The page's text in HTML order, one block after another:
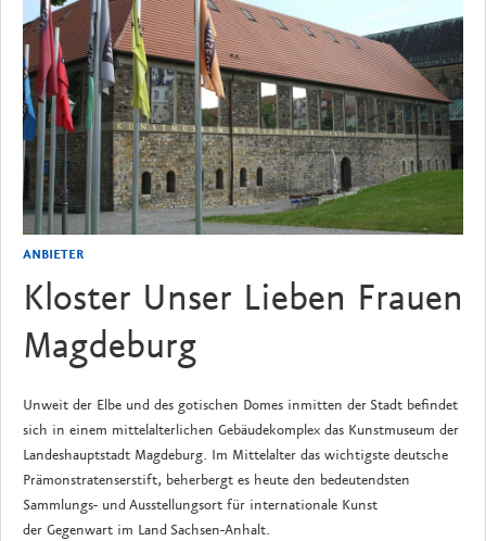
ANBIETER
Kloster Unser Lieben Frauen
Magdeburg
Unweit der Elbe und des gotischen Domes inmitten der Stadt befindet
sich in einem mittelalterlichen Gebäudekomplex das Kunstmuseum der
Landeshauptstadt Magdeburg. Im Mittelalter das wichtigste deutsche
Prämonstratenserstift, beherbergt es heute den bedeutendsten
Sammlungs- und Ausstellungsort für internationale Kunst
der Gegenwart im Land Sachsen-Anhalt.